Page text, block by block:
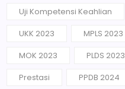
Uji Kompetensi Keahlian
UKK 2023
MPLS 2023
MOK 2023
PLDS 2023
Prestasi
PPDB 2024